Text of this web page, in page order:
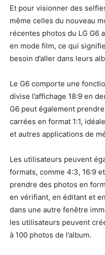
Et pour visionner des
même celles du nouveau
récentes photos du LG G6
en mode film, ce qui
besoin d’aller dans leurs
Le G6 comporte une
divise l’affichage 18:9 en
G6 peut également
carrées en format 1:1,
et autres applications de
Les utilisateurs peuvent
formats, comme 4:3, 16:9
prendre des photos en
en vérifiant, en éditant et
dans une autre fenêtre
les utilisateurs peuvent
à 100 photos de l’album.